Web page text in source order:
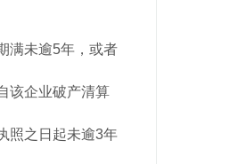
满未逾5年，或者
该企业破产清算
照之日起未逾3年